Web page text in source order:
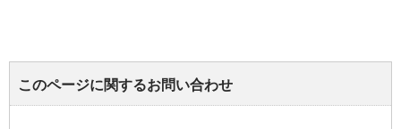
このページに関するお問い合わせ